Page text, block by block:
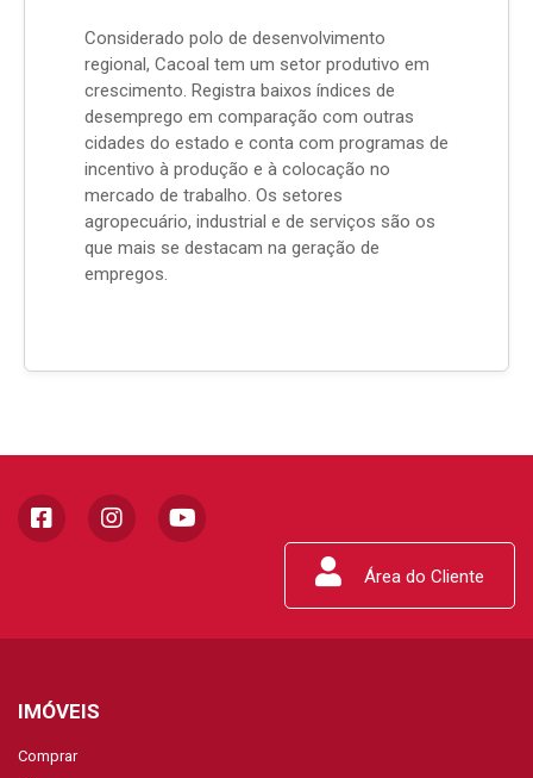
Considerado polo de desenvolvimento
regional, Cacoal tem um setor produtivo em
crescimento. Registra baixos índices de
desemprego em comparação com outras
cidades do estado e conta com programas de
incentivo à produção e à colocação no
mercado de trabalho. Os setores
agropecuário, industrial e de serviços são os
que mais se destacam na geração de
empregos.
Área do Cliente
IMÓVEIS
Comprar